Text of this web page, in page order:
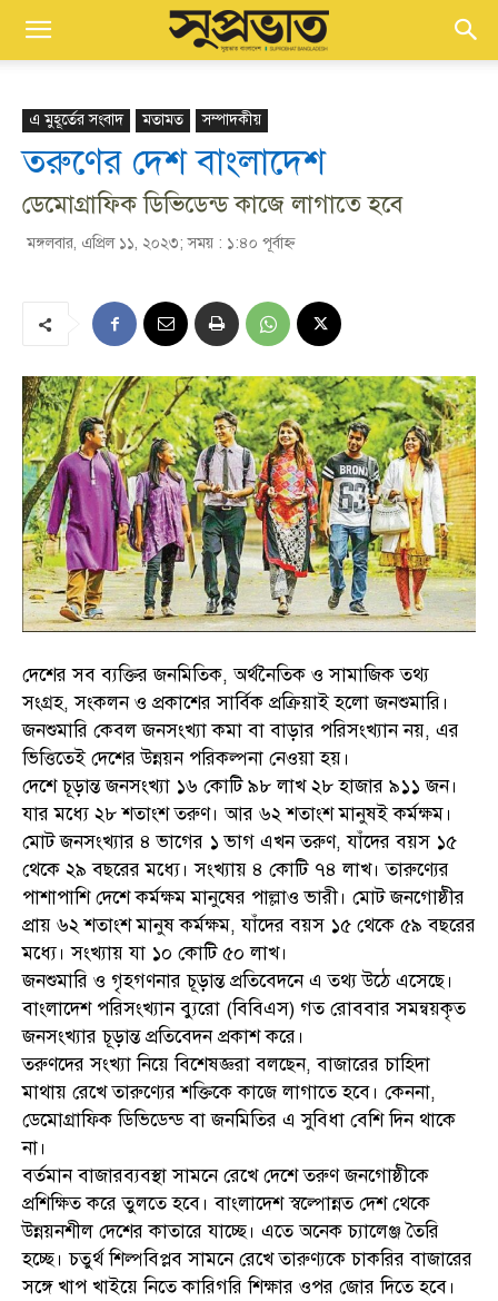
এ মুহূর্তের সংবাদ মতামত সম্পাদকীয়
তরুণের দেশ বাংলাদেশ
ডেমোগ্রাফিক ডিভিডেন্ড কাজে লাগাতে হবে
মঙ্গলবার, এপ্রিল ১১, ২০২৩; সময় : ১:৪০ পূর্বাহ্ণ
দেশের সব ব্যক্তির জনমিতিক, অর্থনৈতিক ও সামাজিক তথ্য
সংগ্রহ, সংকলন ও প্রকাশের সার্বিক প্রক্রিয়াই হলো জনশুমারি।
জনশুমারি কেবল জনসংখ্যা কমা বা বাড়ার পরিসংখ্যান নয়, এর
ভিত্তিতেই দেশের উন্নয়ন পরিকল্পনা নেওয়া হয়।
দেশে চূড়ান্ত জনসংখ্যা ১৬ কোটি ৯৮ লাখ ২৮ হাজার ৯১১ জন।
যার মধ্যে ২৮ শতাংশ তরুণ। আর ৬২ শতাংশ মানুষই কর্মক্ষম।
মোট জনসংখ্যার ৪ ভাগের ১ ভাগ এখন তরুণ, যাঁদের বয়স ১৫
থেকে ২৯ বছরের মধ্যে। সংখ্যায় ৪ কোটি ৭৪ লাখ। তারুণ্যের
পাশাপাশি দেশে কর্মক্ষম মানুষের পাল্লাও ভারী। মোট জনগোষ্ঠীর
প্রায় ৬২ শতাংশ মানুষ কর্মক্ষম, যাঁদের বয়স ১৫ থেকে ৫৯ বছরের
মধ্যে। সংখ্যায় যা ১০ কোটি ৫০ লাখ।
জনশুমারি ও গৃহগণনার চূড়ান্ত প্রতিবেদনে এ তথ্য উঠে এসেছে।
বাংলাদেশ পরিসংখ্যান ব্যুরো (বিবিএস) গত রোববার সমন্বয়কৃত
জনসংখ্যার চূড়ান্ত প্রতিবেদন প্রকাশ করে।
তরুণদের সংখ্যা নিয়ে বিশেষজ্ঞরা বলছেন, বাজারের চাহিদা
মাথায় রেখে তারুণ্যের শক্তিকে কাজে লাগাতে হবে। কেননা,
ডেমোগ্রাফিক ডিভিডেন্ড বা জনমিতির এ সুবিধা বেশি দিন থাকে
না।
বর্তমান বাজারব্যবস্থা সামনে রেখে দেশে তরুণ জনগোষ্ঠীকে
প্রশিক্ষিত করে তুলতে হবে। বাংলাদেশ স্বল্পোন্নত দেশ থেকে
উন্নয়নশীল দেশের কাতারে যাচ্ছে। এতে অনেক চ্যালেঞ্জ তৈরি
হচ্ছে। চতুর্থ শিল্পবিপ্লব সামনে রেখে তারুণ্যকে চাকরির বাজারের
সঙ্গে খাপ খাইয়ে নিতে কারিগরি শিক্ষার ওপর জোর দিতে হবে।